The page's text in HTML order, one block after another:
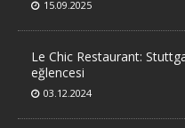
15.09.2025
Le Chic Restaurant:
eğlencesi
03.12.2024